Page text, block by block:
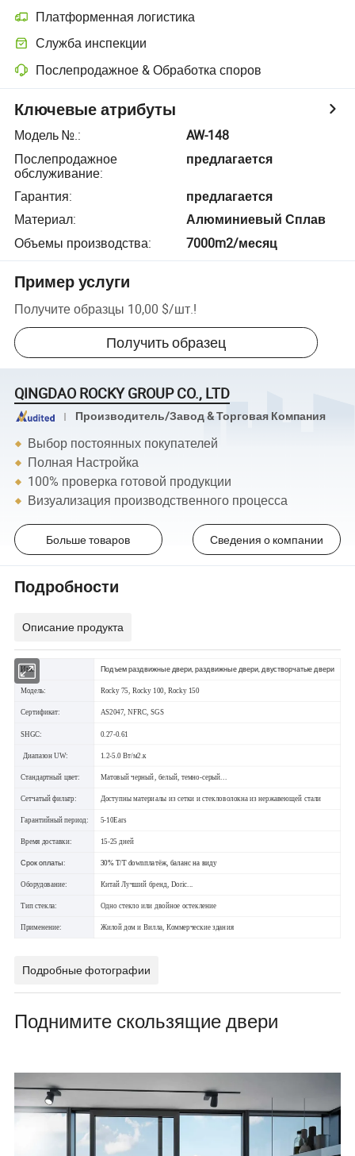
Платформенная логистика
Служба инспекции
Послепродажное & Обработка споров
Ключевые атрибуты
Модель №.:
AW-148
Послепродажное
обслуживание:
предлагается
Гарантия:
предлагается
Материал:
Алюминиевый Сплав
Объемы производства: 7000m2/месяц
Пример услуги
Получите образцы 10,00 $/шт.!
Получить образец
QINGDAO ROCKY GROUP CO., LTD
Производитель/Завод & Торговая Компания
Выбор постоянных покупателей
Полная Настройка
100% проверка готовой продукции
Визуализация производственного процесса
Больше товаров Сведения о компании
Подробности
Описание продукта
Имя: Подъем раздвижные двери, раздвижные двери, двустворчатые двери
Модель: Rocky 75, Rocky 100, Rocky 150
Сертификат: AS2047, NFRC, SGS
SHGC: 0.27-0.61
Диапазон UW: 1.2-5.0 Вт/м2.к
Стандартный цвет: Матовый черный, белый, темно-серый...
Сетчатый фильтр: Доступны материалы из сетки и стекловолокна из нержавеющей стали
Гарантийный период: 5-10Еars
Время доставки: 15-25 дней
Срок оплаты: 30% T/T downплатёж, баланс на виду
Оборудование: Китай Лучший бренд, Doric...
Тип стекла: Одно стекло или двойное остекление
Применение: Жилой дом и Вилла, Коммерческие здания
Подробные фотографии
Поднимите скользящие двери